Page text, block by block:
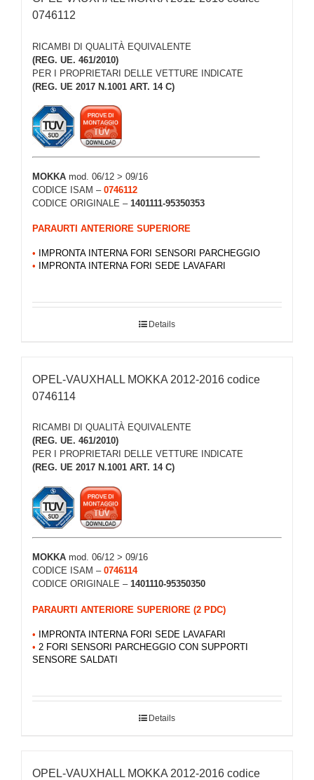
0746112
RICAMBI DI QUALITÀ EQUIVALENTE
(REG. UE. 461/2010)
PER I PROPRIETARI DELLE VETTURE INDICATE
(REG. UE 2017 N.1001 ART. 14 C)
MOKKA mod. 06/12 > 09/16
CODICE ISAM – 0746112
CODICE ORIGINALE – 1401111-95350353
PARAURTI ANTERIORE SUPERIORE
•
IMPRONTA INTERNA FORI SENSORI PARCHEGGIO
•
IMPRONTA INTERNA FORI SEDE LAVAFARI
Details
OPEL-VAUXHALL MOKKA 2012-2016 codice
0746114
RICAMBI DI QUALITÀ EQUIVALENTE
(REG. UE. 461/2010)
PER I PROPRIETARI DELLE VETTURE INDICATE
(REG. UE 2017 N.1001 ART. 14 C)
MOKKA mod. 06/12 > 09/16
CODICE ISAM – 0746114
CODICE ORIGINALE – 1401110-95350350
PARAURTI ANTERIORE SUPERIORE (2 PDC)
•
IMPRONTA INTERNA FORI SEDE LAVAFARI
• 2 FORI SENSORI PARCHEGGIO CON SUPPORTI
SENSORE SALDATI
Details
OPEL-VAUXHALL MOKKA 2012-2016 codice